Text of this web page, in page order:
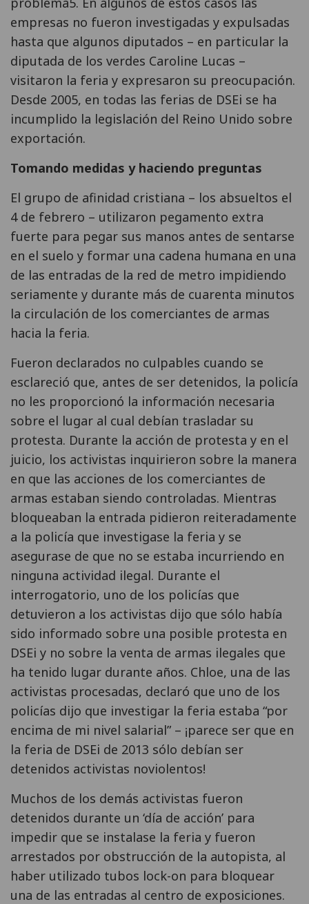
empresas no fueron investigadas y expulsadas
hasta que algunos diputados – en particular la
diputada de los verdes Caroline Lucas –
visitaron la feria y expresaron su preocupación.
Desde 2005, en todas las ferias de DSEi se ha
incumplido la legislación del Reino Unido sobre
exportación.
Tomando medidas y haciendo preguntas
El grupo de afinidad cristiana – los absueltos el
4 de febrero – utilizaron pegamento extra
fuerte para pegar sus manos antes de sentarse
en el suelo y formar una cadena humana en una
de las entradas de la red de metro impidiendo
seriamente y durante más de cuarenta minutos
la circulación de los comerciantes de armas
hacia la feria.
Fueron declarados no culpables cuando se
esclareció que, antes de ser detenidos, la policía
no les proporcionó la información necesaria
sobre el lugar al cual debían trasladar su
protesta. Durante la acción de protesta y en el
juicio, los activistas inquirieron sobre la manera
en que las acciones de los comerciantes de
armas estaban siendo controladas. Mientras
bloqueaban la entrada pidieron reiteradamente
a la policía que investigase la feria y se
asegurase de que no se estaba incurriendo en
ninguna actividad ilegal. Durante el
interrogatorio, uno de los policías que
detuvieron a los activistas dijo que sólo había
sido informado sobre una posible protesta en
DSEi y no sobre la venta de armas ilegales que
ha tenido lugar durante años. Chloe, una de las
activistas procesadas, declaró que uno de los
policías dijo que investigar la feria estaba “por
encima de mi nivel salarial” – ¡parece ser que en
la feria de DSEi de 2013 sólo debían ser
detenidos activistas noviolentos!
Muchos de los demás activistas fueron
detenidos durante un ‘día de acción’ para
impedir que se instalase la feria y fueron
arrestados por obstrucción de la autopista, al
haber utilizado tubos lock-on para bloquear
una de las entradas al centro de exposiciones.